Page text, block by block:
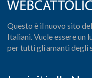
Questo è il nuovo sito
Italiani. Vuole essere un
per tutti gli amanti degli